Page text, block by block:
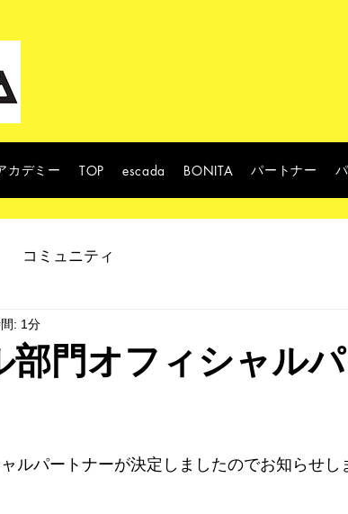
カデミー TOP escada BONITA パートナー
コミュニティ
部門オフィシャル
: 1分
ルパートナーが決定しましたのでお知らせし